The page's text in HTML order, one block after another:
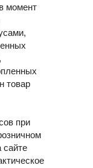
момент
товар
при
сайте